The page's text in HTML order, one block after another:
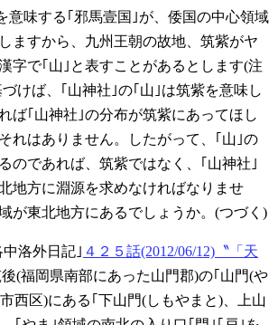
意味する｢邪馬壹国｣が、倭国の中心領域
ますから、九州王朝の故地、筑紫がヤ
字で｢山｣と表すことがあるとします(注
けば、｢山神社｣の｢山｣は筑紫を意味し
ば｢山神社｣の分布が筑紫にあってほし
れはありません。したがって、｢山｣の
のであれば、筑紫ではなく、｢山神社｣
地方に淵源を求めなければなりませ
が東北地方にあるでしょうか。(つづく)
洛外日記｣ ４２５話(2012/06/12)〝「天
(福岡県南部にあった山門郡)の｢山門(や
西区)にある｢下山門(しもやまと)、上山